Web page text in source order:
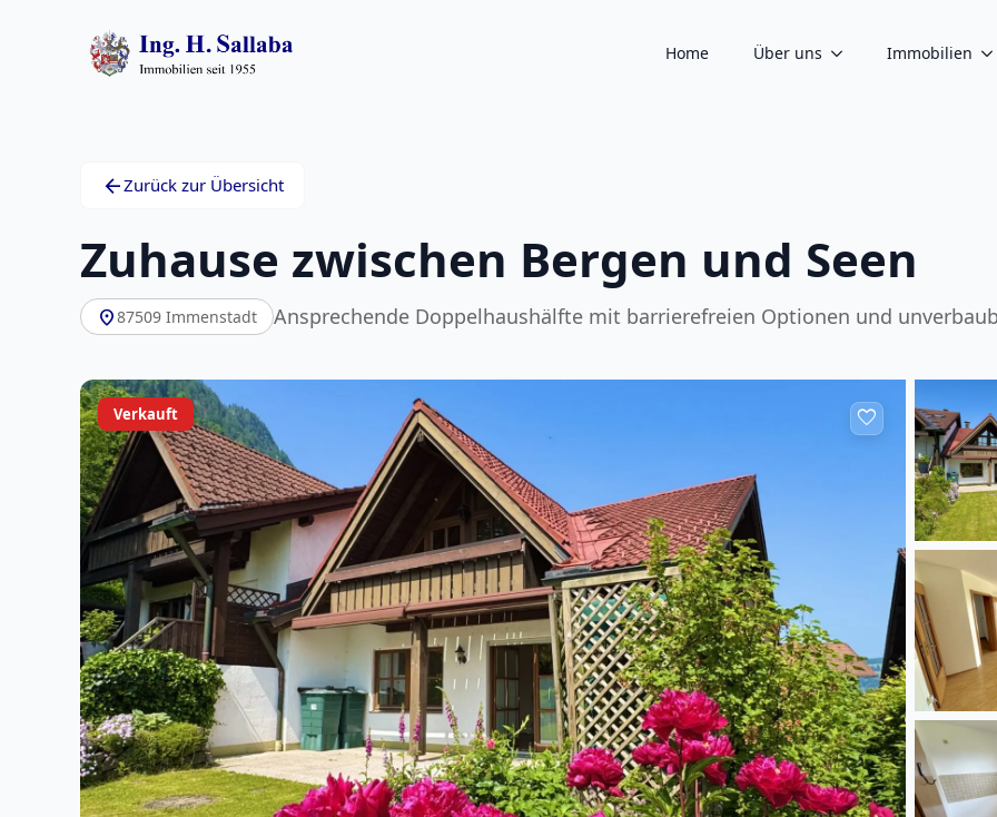
Home Über uns Immobilien
arrow_backZurück zur Übersicht
Zuhause zwischen Bergen und Seen
location_on87509 Immenstadt Ansprechende Doppelhaushälfte mit barrierefreien Optionen und
Verkauft favorite